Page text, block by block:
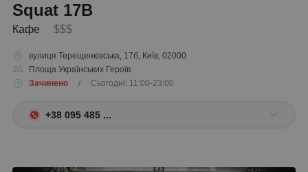
Squat 17B
Кафе $$$
вулиця Терещенківська, 17б, Київ, 02000
Площа Українських Героїв
Зачинено
/ Сьогодні: 11:00-23:00
+38 095 485 ...